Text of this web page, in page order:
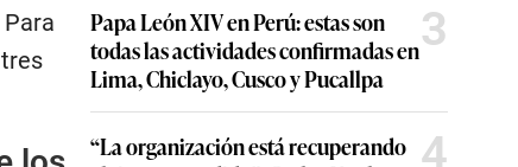
Papa León XIV en Perú: estas son
todas las actividades confirmadas en
Lima, Chiclayo, Cusco y Pucallpa
3
“La organización está recuperando 4